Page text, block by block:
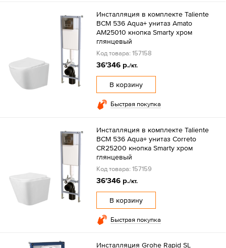
Инсталляция в комплекте Taliente
BCM 536 Aqua+ унитаз Amato
AM25010 кнопка Smarty хром
глянцевый
Код товара: 157158
36'346 р./кт.
В корзину
Быстрая покупка
Инсталляция в комплекте Taliente
BCM 536 Aqua+ унитаз Correto
CR25200 кнопка Smarty хром
глянцевый
Код товара: 157159
36'346 р./кт.
В корзину
Быстрая покупка
Инсталляция Grohe Rapid SL